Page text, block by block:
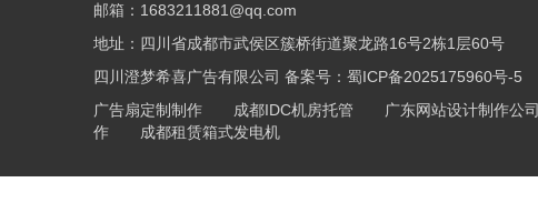
邮箱：1683211881@qq.com
地址：四川省成都市武侯区簇桥街道聚龙路16号2栋1层60号
四川澄梦希喜广告有限公司 备案号： 蜀ICP备2025175960号-5
广告扇定制制作 成都IDC机房托管 广东网站设计制作公司
作
成都租赁箱式发电机